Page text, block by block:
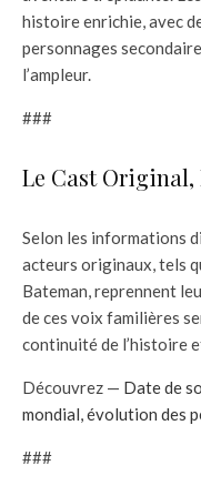
histoire enrichie, avec
personnages
l’ampleur.
###
Le Cast Original,
Selon les informations
acteurs originaux, tels
Bateman, reprennent
de ces voix familières
continuité de l’histoire
Découvrez — Date de
mondial, évolution des
###